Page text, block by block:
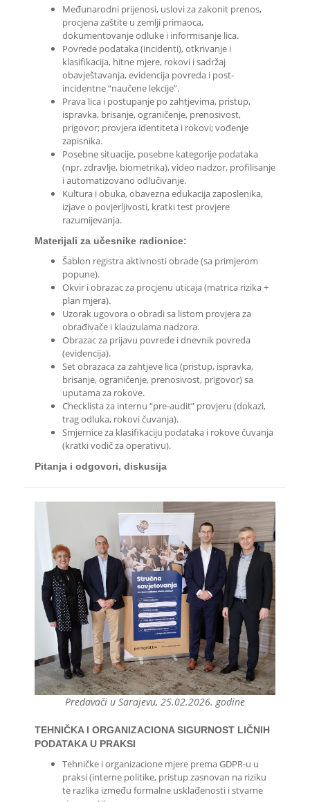
Međunarodni prijenosi, uslovi za zakonit prenos,
procjena zaštite u zemlji primaoca,
dokumentovanje odluke i informisanje lica.
Povrede podataka (incidenti), otkrivanje i
klasifikacija, hitne mjere, rokovi i sadržaj
obavještavanja, evidencija povreda i post-
incidentne “naučene lekcije”.
Prava lica i postupanje po zahtjevima, pristup,
ispravka, brisanje, ograničenje, prenosivost,
prigovor; provjera identiteta i rokovi; vođenje
zapisnika.
Posebne situacije, posebne kategorije podataka
(npr. zdravlje, biometrika), video nadzor, profilisanje
i automatizovano odlučivanje.
Kultura i obuka, obavezna edukacija zaposlenika,
izjave o povjerljivosti, kratki test provjere
razumijevanja.
Materijali za učesnike radionice:
Šablon registra aktivnosti obrade (sa primjerom
popune).
Okvir i obrazac za procjenu uticaja (matrica rizika +
plan mjera).
Uzorak ugovora o obradi sa listom provjera za
obrađivače i klauzulama nadzora.
Obrazac za prijavu povrede i dnevnik povreda
(evidencija).
Set obrazaca za zahtjeve lica (pristup, ispravka,
brisanje, ograničenje, prenosivost, prigovor) sa
uputama za rokove.
Checklista za internu “pre-audit” provjeru (dokazi,
trag odluka, rokovi čuvanja).
Smjernice za klasifikaciju podataka i rokove čuvanja
(kratki vodič za operativu).
Pitanja i odgovori, diskusija
Predavači u Sarajevu, 25.02.2026. godine
TEHNIČKA I ORGANIZACIONA SIGURNOST LIČNIH
PODATAKA U PRAKSI
Tehničke i organizacione mjere prema GDPR-u u
praksi (interne politike, pristup zasnovan na riziku
te razlika između formalne usklađenosti i stvarne